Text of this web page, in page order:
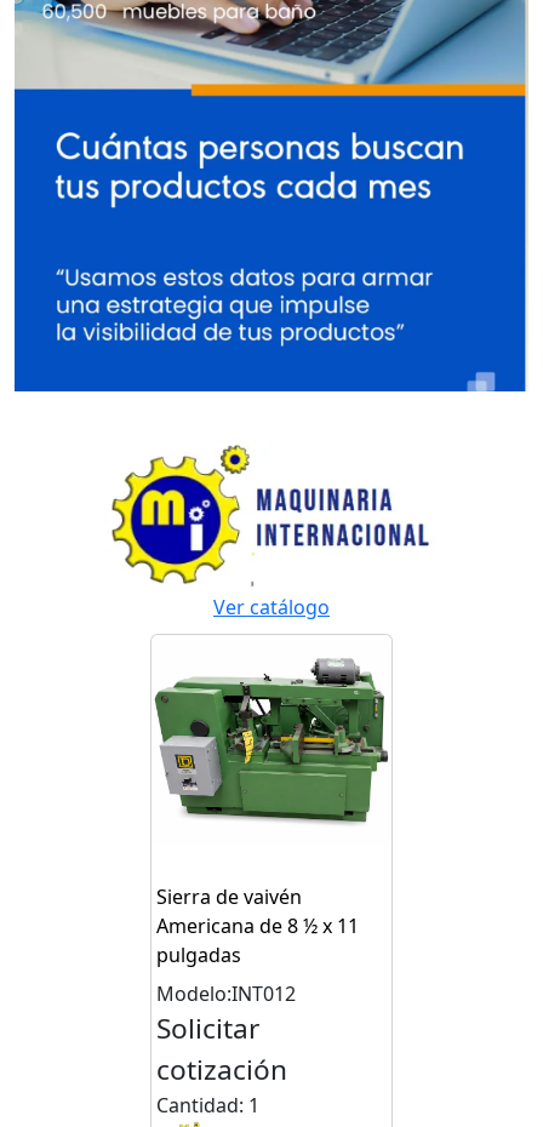
Ver catálogo
Sierra de vaivén
Americana de 8 ½ x 11
pulgadas
Modelo:INT012
Solicitar
cotización
Cantidad: 1